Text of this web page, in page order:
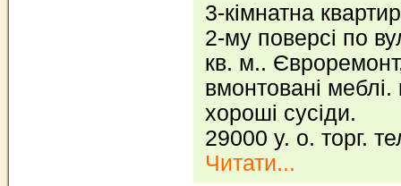
3-кімнатна
2-му поверсі по
кв. м..
вмонтовані
хороші сусіди.
29000 у. о. торг.
Читати...